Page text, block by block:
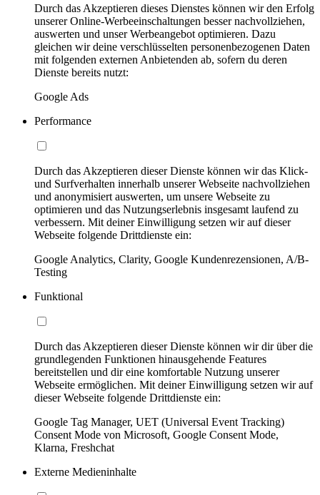
Durch das Akzeptieren dieses Dienstes können wir den Erfolg
unserer Online-Werbeeinschaltungen besser nachvollziehen,
auswerten und unser Werbeangebot optimieren. Dazu
gleichen wir deine verschlüsselten personenbezogenen Daten
mit folgenden externen Anbietenden ab, sofern du deren
Dienste bereits nutzt:
Google Ads
Performance
Durch das Akzeptieren dieser Dienste können wir das Klick-
und Surfverhalten innerhalb unserer Webseite nachvollziehen
und anonymisiert auswerten, um unsere Webseite zu
optimieren und das Nutzungserlebnis insgesamt laufend zu
verbessern. Mit deiner Einwilligung setzen wir auf dieser
Webseite folgende Drittdienste ein:
Google Analytics, Clarity, Google Kundenrezensionen, A/B-
Testing
Funktional
Durch das Akzeptieren dieser Dienste können wir dir über die
grundlegenden Funktionen hinausgehende Features
bereitstellen und dir eine komfortable Nutzung unserer
Webseite ermöglichen. Mit deiner Einwilligung setzen wir auf
dieser Webseite folgende Drittdienste ein:
Google Tag Manager, UET (Universal Event Tracking)
Consent Mode von Microsoft, Google Consent Mode,
Klarna, Freshchat
Externe Medieninhalte